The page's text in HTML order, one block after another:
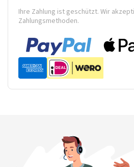
Ihre Zahlung ist geschützt. Wir
Zahlungsmethoden.